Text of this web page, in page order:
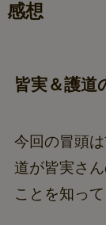
感想
皆実＆護道
今回の冒頭
道が皆実さ
ことを知っ